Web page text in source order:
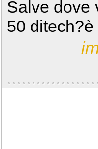
Salve dove
50